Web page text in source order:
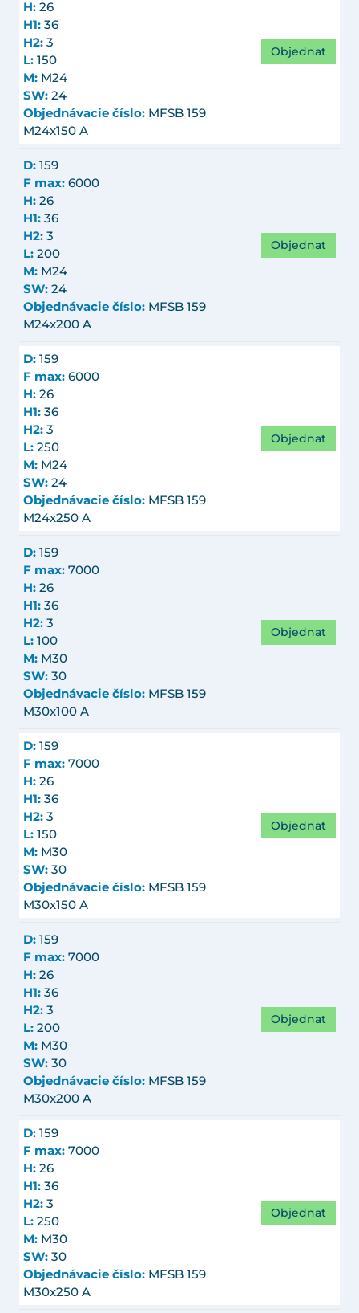
H: 26
H1: 36
H2: 3
L: 150
M: M24
SW: 24
Objednávacie číslo: MFSB 159
M24x150 A
Objednať
D: 159
F max: 6000
H: 26
H1: 36
H2: 3
L: 200
M: M24
SW: 24
Objednávacie číslo: MFSB 159
M24x200 A
Objednať
D: 159
F max: 6000
H: 26
H1: 36
H2: 3
L: 250
M: M24
SW: 24
Objednávacie číslo: MFSB 159
M24x250 A
Objednať
D: 159
F max: 7000
H: 26
H1: 36
H2: 3
L: 100
M: M30
SW: 30
Objednávacie číslo: MFSB 159
M30x100 A
Objednať
D: 159
F max: 7000
H: 26
H1: 36
H2: 3
L: 150
M: M30
SW: 30
Objednávacie číslo: MFSB 159
M30x150 A
Objednať
D: 159
F max: 7000
H: 26
H1: 36
H2: 3
L: 200
M: M30
SW: 30
Objednávacie číslo: MFSB 159
M30x200 A
Objednať
D: 159
F max: 7000
H: 26
H1: 36
H2: 3
L: 250
M: M30
SW: 30
Objednávacie číslo: MFSB 159
M30x250 A
Objednať